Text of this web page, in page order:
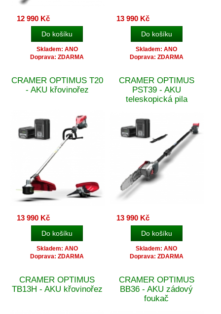
12 990 Kč
Skladem: ANO
Doprava: ZDARMA
13 990 Kč
Skladem: ANO
Doprava: ZDARMA
CRAMER OPTIMUS T20
- AKU křovinořez
13 990 Kč
Skladem: ANO
Doprava: ZDARMA
CRAMER OPTIMUS
PST39 - AKU
teleskopická pila
13 990 Kč
Skladem: ANO
Doprava: ZDARMA
CRAMER OPTIMUS
TB13H - AKU křovinořez
CRAMER OPTIMUS
BB36 - AKU zádový
foukač